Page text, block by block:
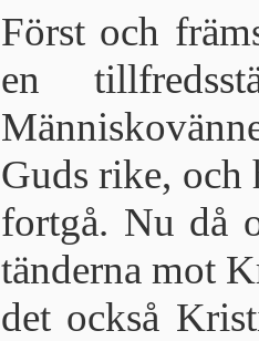
Först och
en
Guds rike, och
fortgå. Nu då
tänderna mot
det också